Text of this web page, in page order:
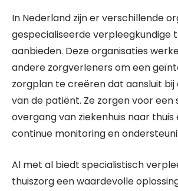
In Nederland zijn er verschillende
gespecialiseerde verpleegkundige
aanbieden. Deze organisaties
andere zorgverleners om een
zorgplan te creëren dat aansluit
van de patiënt. Ze zorgen voor een
overgang van ziekenhuis naar thuis
continue monitoring en
Al met al biedt specialistisch
thuiszorg een waardevolle